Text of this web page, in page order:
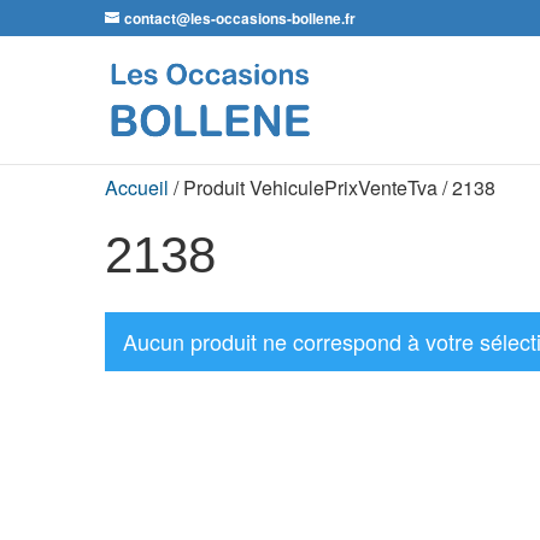
contact@les-occasions-bollene.fr
Accueil / Produit VehiculePrixVenteTva / 2138
2138
Aucun produit ne correspond à votre